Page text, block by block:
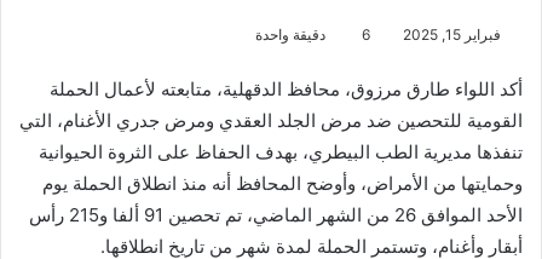
فبراير 15, 2025 6 دقيقة واحدة
أكد اللواء طارق مرزوق، محافظ الدقهلية، متابعته لأعمال الحملة
القومية للتحصين ضد مرض الجلد العقدي ومرض جدري الأغنام، التي
تنفذها مديرية الطب البيطري، بهدف الحفاظ على الثروة الحيوانية
وحمايتها من الأمراض، وأوضح المحافظ أنه منذ انطلاق الحملة يوم
الأحد الموافق 26 من الشهر الماضي، تم تحصين 91 ألفا و215 رأس
أبقار وأغنام، وتستمر الحملة لمدة شهر من تاريخ انطلاقها.